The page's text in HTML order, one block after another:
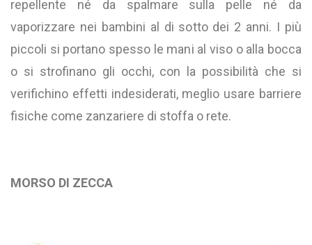
repellente né da spalmare sulla pelle né da
vaporizzare nei bambini al di sotto dei 2 anni. I più
piccoli si portano spesso le mani al viso o alla bocca
o si strofinano gli occhi, con la possibilità che si
verifichino effetti indesiderati, meglio usare barriere
fisiche come zanzariere di stoffa o rete.
MORSO DI ZECCA